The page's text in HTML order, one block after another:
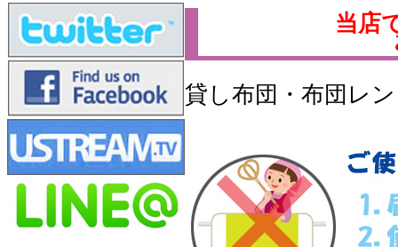
当店
貸し布団・布団レ